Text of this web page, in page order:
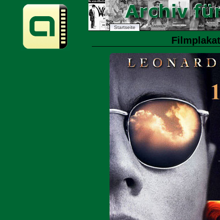
Startseite